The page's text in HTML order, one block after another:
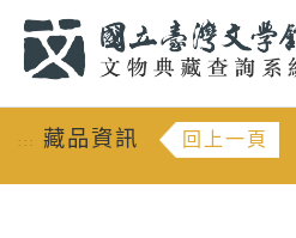
::: 藏品資訊 回上一頁